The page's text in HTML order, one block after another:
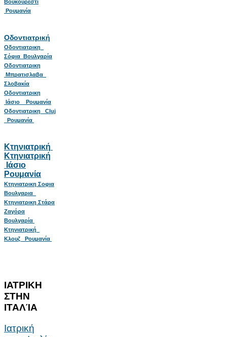
Βουκουρεστι
Ρουμανία
Οδοντιατρική
Οδοντιατρικη
Σόφια Βουλγαρία
Οδοντιατρικη
Μπρατισλαβα
Σλοβακία
Οδοντιατρικη
Ιάσιο Ρουμανία
Οδοντιατρικη Cluj
Ρουμανία
Κτηνιατρική
Κτηνιατρική
Ιάσιο
Ρουμανία
Κτηνιατρικη Σοφια
Βουλγαρια
Κτηνιατρικη Στάρα
Ζαγόρα
Βουλγαρία
Κτηνιατρική
Κλουζ Ρουμανία
ΙΑΤΡΙΚΗ
ΣΤΗΝ
ΙΤΑΛΊΑ
Ιατρική